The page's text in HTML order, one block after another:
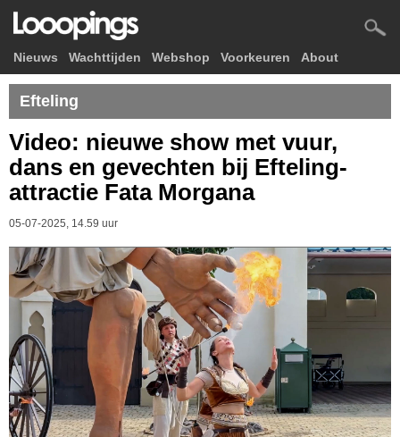
Nieuws Wachttijden Webshop Voorkeuren About
Efteling
Video: nieuwe show met vuur,
dans en gevechten bij Efteling-
attractie Fata Morgana
05-07-2025, 14.59 uur